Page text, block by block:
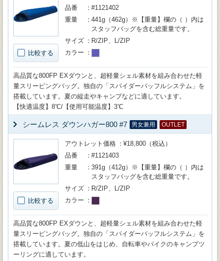
比較する
品番
#1121402
重量
441g（462g）※【重量】欄の（ ）内は
スタッフバッグを含む総重量です。
サイズ
R/ZIP、L/ZIP
カラー
高品質な800FP EXダウンと、超軽量シェル素材を組み合わせた軽
量スリーピングバッグ。独自の「スパイダーバッフルシステム」を
搭載しています。夏の縦走やキャンプなどに適しています。
【快適温度】8℃/【使用可能温度】3℃
シームレス ダウンハガー800 #7 男女兼用 OUTLET
比較する
アウトレット価格
¥18,800（税込）
品番
#1121403
重量
391g（412g）※【重量】欄の（ ）内は
スタッフバッグを含む総重量です。
サイズ
R/ZIP、L/ZIP
カラー
高品質な800FP EXダウンと、超軽量シェル素材を組み合わせた軽
量スリーピングバッグ。独自の「スパイダーバッフルシステム」を
搭載しています。夏の低山をはじめ、自転車やバイクのキャンプツ
ーリングに適しています。